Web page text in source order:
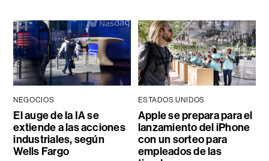
NEGOCIOS
El auge de la IA se
extiende a las acciones
industriales, según
Wells Fargo
ESTADOS UNIDOS
Apple se prepara para el
lanzamiento del iPhone
con un sorteo para
empleados de las